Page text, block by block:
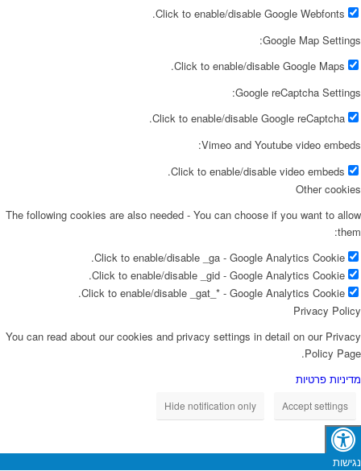
Click to enable/disable Google Webfonts.
Google Map Settings:
Click to enable/disable Google Maps.
Google reCaptcha Settings:
Click to enable/disable Google reCaptcha.
Vimeo and Youtube video embeds:
Click to enable/disable video embeds.
Other cookies
The following cookies are also needed - You can choose if you want to allow
them:
Click to enable/disable _ga - Google Analytics Cookie.
Click to enable/disable _gid - Google Analytics Cookie.
Click to enable/disable _gat_* - Google Analytics Cookie.
Privacy Policy
You can read about our cookies and privacy settings in detail on our Privacy
Policy Page.
מדיניות פרטיות
Accept settings
Hide notification only
נגישות